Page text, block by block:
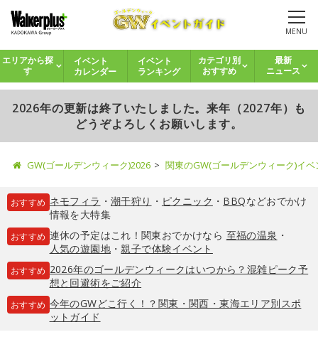
MENU
エリアから探
す
イベント
カレンダー
イベント
ランキング
カテゴリ別
おすすめ
最新
ニュース
2026年の更新は終了いたしました。来年（2027年）も
どうぞよろしくお願いします。
GW(ゴールデンウィーク)2026 関東のGW(ゴールデンウィーク)イ
おすすめ ネモフィラ ・ 潮干狩り ・ ピクニック ・ BBQなどおでかけ
情報を大特集
おすすめ 連休の予定はこれ！関東おでかけなら 至福の温泉 ・
人気の遊園地・親子で体験イベント
おすすめ 2026年のゴールデンウィークはいつから？混雑ピーク予
想と回避術をご紹介
おすすめ 今年のGWどこ行く！？関東・関西・東海エリア別スポ
ットガイド